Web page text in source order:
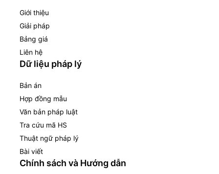
Giới thiệu
Giải pháp
Bảng giá
Liên hệ
Dữ liệu pháp lý
Bản án
Hợp đồng mẫu
Văn bản pháp luật
Tra cứu mã HS
Thuật ngữ pháp lý
Bài viết
Chính sách và Hướng dẫn